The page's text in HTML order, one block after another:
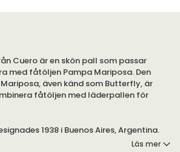
Cuero är en skön pall som passar
med fåtöljen Pampa Mariposa. Den
även känd som Butterfly, är
fåtöljen med läderpallen för
1938 i Buenos Aires, Argentina.
designutmärkelser var det få stolar
Läs mer